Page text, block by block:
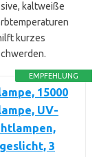
kaltweiße
kurzes
EMPFEHLUNG
15000
UV-
3